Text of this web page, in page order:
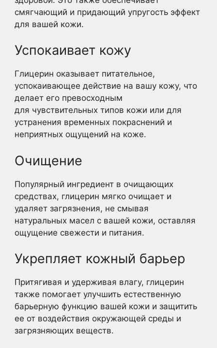
смягчающий и придающий упругость эффект
для вашей кожи.
Успокаивает кожу
Глицерин оказывает питательное,
успокаивающее действие на вашу кожу, что
делает его превосходным
для чувствительных типов кожи или для
устранения временных покраснений и
неприятных ощущений на коже.
Очищение
Популярный ингредиент в очищающих
средствах, глицерин мягко очищает и
удаляет загрязнения, не смывая
натуральных масел с вашей кожи, оставляя
ощущение свежести и питания.
Укрепляет кожный барьер
Притягивая и удерживая влагу, глицерин
также помогает улучшить естественную
барьерную функцию вашей кожи и защитить
ее от воздействия окружающей среды и
загрязняющих веществ.